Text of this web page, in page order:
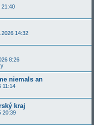
21:40
14:32
8:26
niemals an
11:14
kraj
20:39